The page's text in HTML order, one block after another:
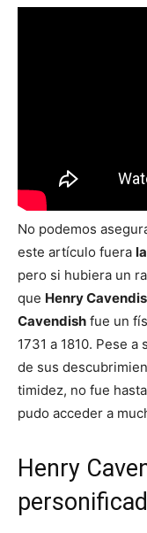
No podemos
este artículo fuera
pero si hubiera un
que Henry
Cavendish fue un
1731 a 1810. Pese a
de sus
timidez, no fue
pudo acceder a
Henry